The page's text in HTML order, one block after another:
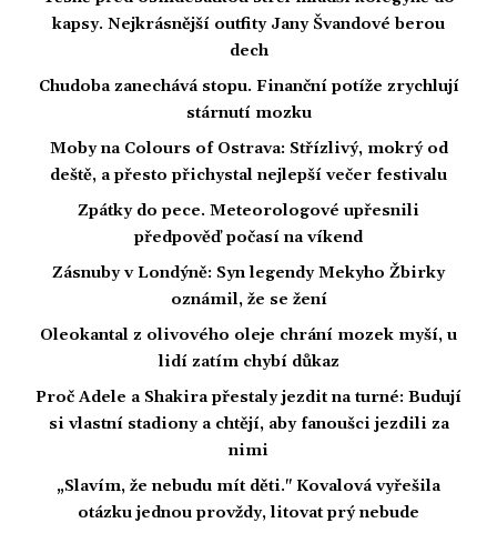
kapsy. Nejkrásnější outfity Jany Švandové berou
dech
Chudoba zanechává stopu. Finanční potíže zrychlují
stárnutí mozku
Moby na Colours of Ostrava: Střízlivý, mokrý od
deště, a přesto přichystal nejlepší večer festivalu
Zpátky do pece. Meteorologové upřesnili
předpověď počasí na víkend
Zásnuby v Londýně: Syn legendy Mekyho Žbirky
oznámil, že se žení
Oleokantal z olivového oleje chrání mozek myší, u
lidí zatím chybí důkaz
Proč Adele a Shakira přestaly jezdit na turné: Budují
si vlastní stadiony a chtějí, aby fanoušci jezdili za
nimi
„Slavím, že nebudu mít děti." Kovalová vyřešila
otázku jednou provždy, litovat prý nebude